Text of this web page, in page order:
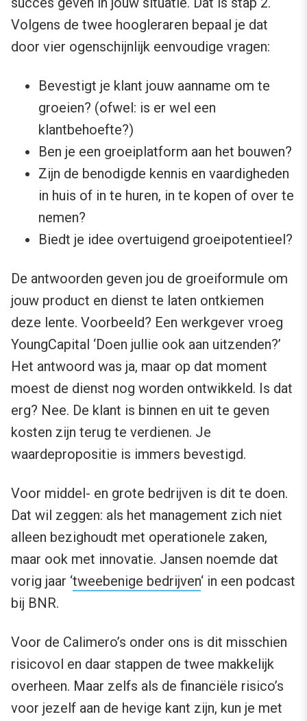
Volgens de twee hoogleraren bepaal je dat
door vier ogenschijnlijk eenvoudige vragen:
Bevestigt je klant jouw aanname om te
groeien? (ofwel: is er wel een
klantbehoefte?)
Ben je een groeiplatform aan het bouwen?
Zijn de benodigde kennis en vaardigheden
in huis of in te huren, in te kopen of over te
nemen?
Biedt je idee overtuigend groeipotentieel?
De antwoorden geven jou de groeiformule om
jouw product en dienst te laten ontkiemen
deze lente. Voorbeeld? Een werkgever vroeg
YoungCapital ‘Doen jullie ook aan uitzenden?’
Het antwoord was ja, maar op dat moment
moest de dienst nog worden ontwikkeld. Is dat
erg? Nee. De klant is binnen en uit te geven
kosten zijn terug te verdienen. Je
waardepropositie is immers bevestigd.
Voor middel- en grote bedrijven is dit te doen.
Dat wil zeggen: als het management zich niet
alleen bezighoudt met operationele zaken,
maar ook met innovatie. Jansen noemde dat
vorig jaar ‘tweebenige bedrijven‘ in een podcast
bij BNR.
Voor de Calimero’s onder ons is dit misschien
risicovol en daar stappen de twee makkelijk
overheen. Maar zelfs als de financiële risico’s
voor jezelf aan de hevige kant zijn, kun je met